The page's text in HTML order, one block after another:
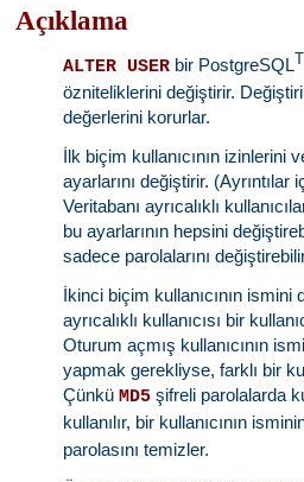
Açıklama
ALTER USER bir PostgreSQL
özniteliklerini değiştirir.
değerlerini korurlar.
İlk biçim kullanıcının izinlerini
ayarlarını değiştirir. (Ayrıntılar
Veritabanı ayrıcalıklı
bu ayarlarının hepsini
sadece parolalarını
İkinci biçim kullanıcının ismini
ayrıcalıklı kullanıcısı bir
Oturum açmış kullanıcının
yapmak gerekliyse, farklı bir
ÇünküMD5 şifreli parolalarda
kullanılır, bir kullanıcının
parolasını temizler.